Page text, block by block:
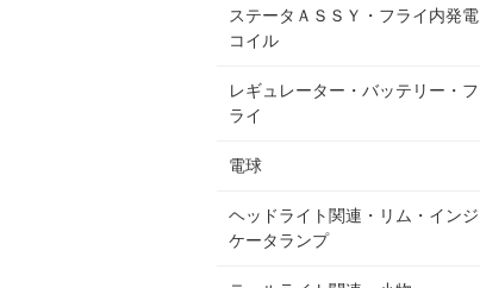
ステータＡＳＳＹ・フライ内発電
コイル
レギュレーター・バッテリー・フ
ライ
電球
ヘッドライト関連・リム・インジ
ケータランプ